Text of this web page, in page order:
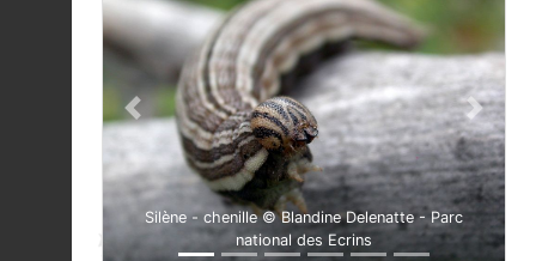
Silène - chenille © Blandine Delenatte - Parc
national des Ecrins
Previous Next